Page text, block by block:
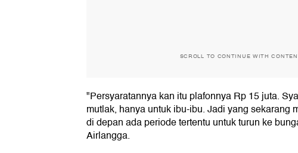
SCROLL TO CONTINUE WITH
"Persyaratannya kan itu plafonnya Rp 15 juta.
mutlak, hanya untuk ibu-ibu. Jadi yang sekarang
di depan ada periode tertentu untuk turun ke
Airlangga.